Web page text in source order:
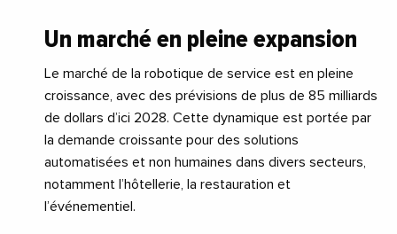
Un marché en pleine expansion
Le marché de la robotique de service est en pleine
croissance, avec des prévisions de plus de 85 milliards
de dollars d’ici 2028. Cette dynamique est portée par
la demande croissante pour des solutions
automatisées et non humaines dans divers secteurs,
notamment l’hôtellerie, la restauration et
l’événementiel.